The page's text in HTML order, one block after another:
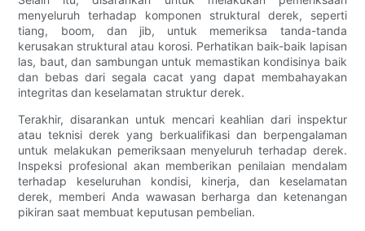
menyeluruh terhadap komponen struktural derek, seperti
tiang, boom, dan jib, untuk memeriksa tanda-tanda
kerusakan struktural atau korosi. Perhatikan baik-baik lapisan
las, baut, dan sambungan untuk memastikan kondisinya baik
dan bebas dari segala cacat yang dapat membahayakan
integritas dan keselamatan struktur derek.
Terakhir, disarankan untuk mencari keahlian dari inspektur
atau teknisi derek yang berkualifikasi dan berpengalaman
untuk melakukan pemeriksaan menyeluruh terhadap derek.
Inspeksi profesional akan memberikan penilaian mendalam
terhadap keseluruhan kondisi, kinerja, dan keselamatan
derek, memberi Anda wawasan berharga dan ketenangan
pikiran saat membuat keputusan pembelian.